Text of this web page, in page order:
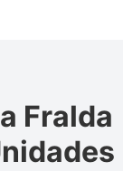
Fralda